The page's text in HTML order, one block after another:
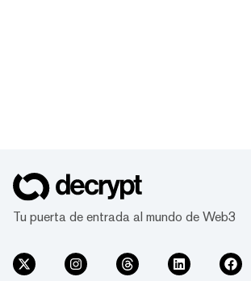
Tu puerta de entrada al mundo de Web3